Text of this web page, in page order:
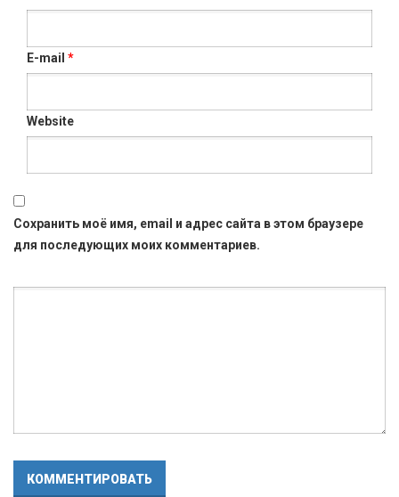
E-mail *
Website
Сохранить моё имя, email и адрес сайта в этом браузере
для последующих моих комментариев.